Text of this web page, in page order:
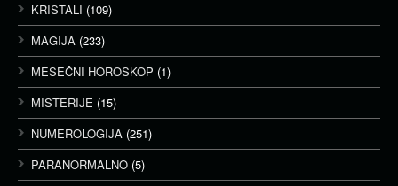
KRISTALI (109)
MAGIJA (233)
MESEČNI HOROSKOP (1)
MISTERIJE (15)
NUMEROLOGIJA (251)
PARANORMALNO (5)